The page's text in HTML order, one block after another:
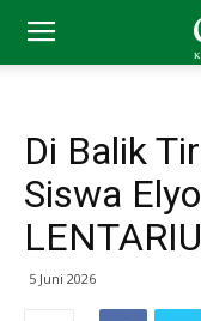
Di Balik
Siswa
5 Juni 2026